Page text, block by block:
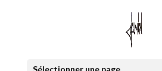
Sélectionner une page